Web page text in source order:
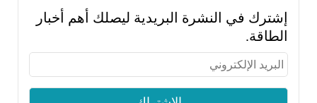
إشترك في النشرة البريدية ليصلك أهم أخبار
الطاقة.